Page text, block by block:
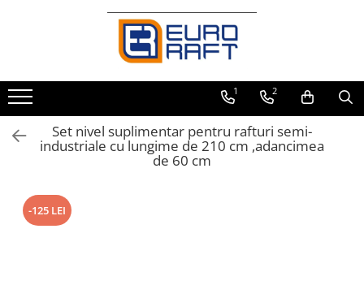
Refrigerare Comercială
Dulapuri Frigorifice 1 2
Set nivel suplimentar pentru rafturi semi-
industriale cu lungime de 210 cm ,adancimea
de 60 cm
-125 LEI